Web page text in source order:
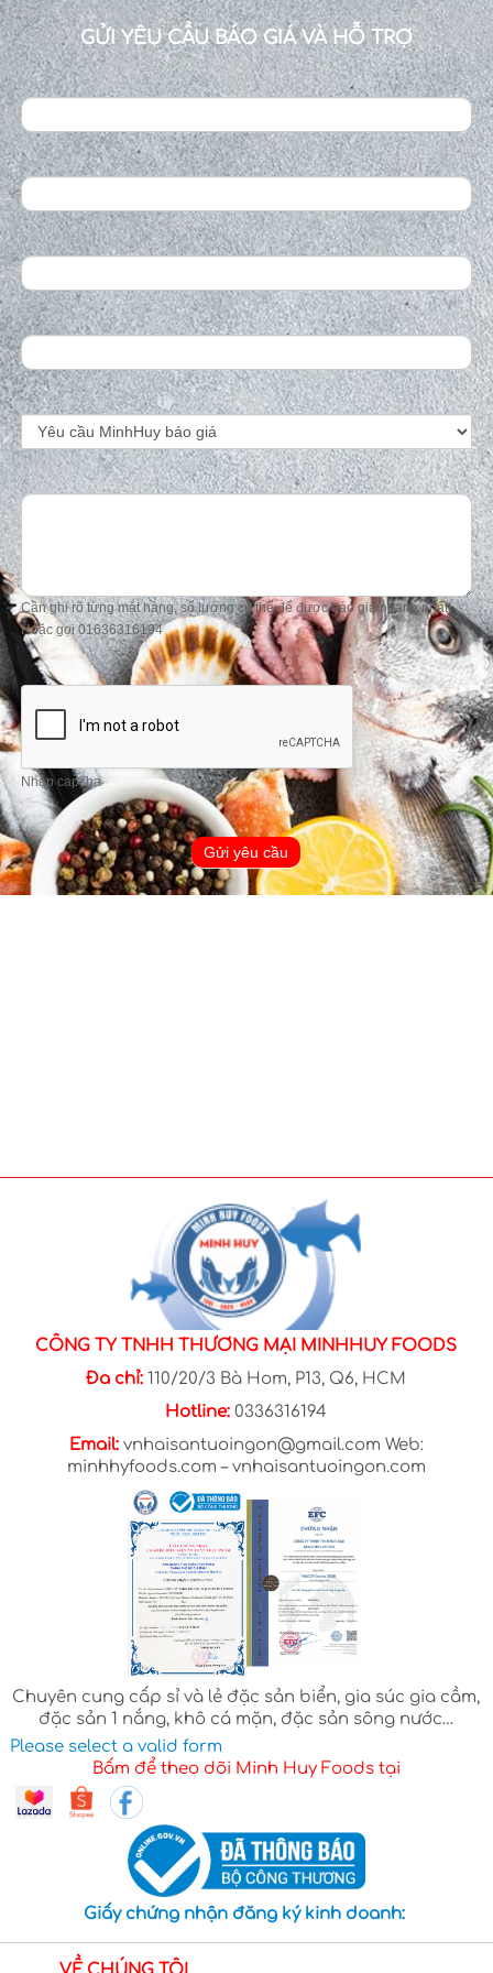
GỬI YÊU CẦU BÁO GIÁ VÀ HỖ TRỢ
Cần ghi rõ từng mặt hàng, số lượng cụ thể để được báo giá nhanh nhất!
Hoặc gọi 01636316194
Nhập capcha
Gửi yêu cầu
CÔNG TY TNHH THƯƠNG MẠI MINHHUY FOODS
Đa chỉ:110/20/3 Bà Hom, P13, Q6, HCM
Hotline:0336316194
Email: vnhaisantuoingon@gmail.com Web:
minhhyfoods.com – vnhaisantuoingon.com
Chuyên cung cấp sỉ và lẻ đặc sản biển, gia súc gia cầm,
đặc sản 1 nắng, khô cá mặn, đặc sản sông nước…
Please select a valid form
Bấm để theo dõi Minh Huy Foods tại
Giấy chứng nhận đăng ký kinh doanh: